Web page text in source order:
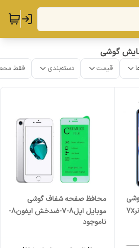
گوشی
قیمت دسته‌بندی فقط
محافظ صفحه شفاف گوشی
موبایل اپل8-7-ضدخش ایفون8-
7
ناموجود